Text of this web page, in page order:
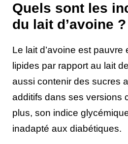
Quels sont les
du lait d’avoine ?
Le lait d’avoine est pauvre
lipides par rapport au lait
aussi contenir des sucres
additifs dans ses versions
plus, son indice
inadapté aux diabétiques.